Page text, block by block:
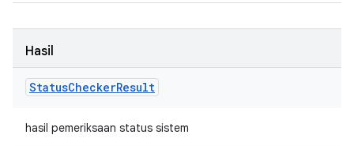
Hasil
StatusCheckerResult
hasil pemeriksaan status sistem